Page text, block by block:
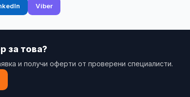
Viber
за това?
и получи оферти от проверени специалисти.